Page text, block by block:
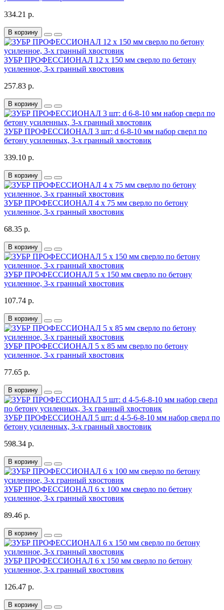
334.21 р.
В корзину
ЗУБР ПРОФЕССИОНАЛ 12 x 150 мм сверло по бетону
усиленное, 3-х гранный хвостовик
257.83 р.
В корзину
ЗУБР ПРОФЕССИОНАЛ 3 шт: d 6-8-10 мм набор сверл по
бетону усиленных, 3-х гранный хвостовик
339.10 р.
В корзину
ЗУБР ПРОФЕССИОНАЛ 4 x 75 мм сверло по бетону
усиленное, 3-х гранный хвостовик
68.35 р.
В корзину
ЗУБР ПРОФЕССИОНАЛ 5 x 150 мм сверло по бетону
усиленное, 3-х гранный хвостовик
107.74 р.
В корзину
ЗУБР ПРОФЕССИОНАЛ 5 x 85 мм сверло по бетону
усиленное, 3-х гранный хвостовик
77.65 р.
В корзину
ЗУБР ПРОФЕССИОНАЛ 5 шт: d 4-5-6-8-10 мм набор сверл по
бетону усиленных, 3-х гранный хвостовик
598.34 р.
В корзину
ЗУБР ПРОФЕССИОНАЛ 6 x 100 мм сверло по бетону
усиленное, 3-х гранный хвостовик
89.46 р.
В корзину
ЗУБР ПРОФЕССИОНАЛ 6 x 150 мм сверло по бетону
усиленное, 3-х гранный хвостовик
126.47 р.
В корзину